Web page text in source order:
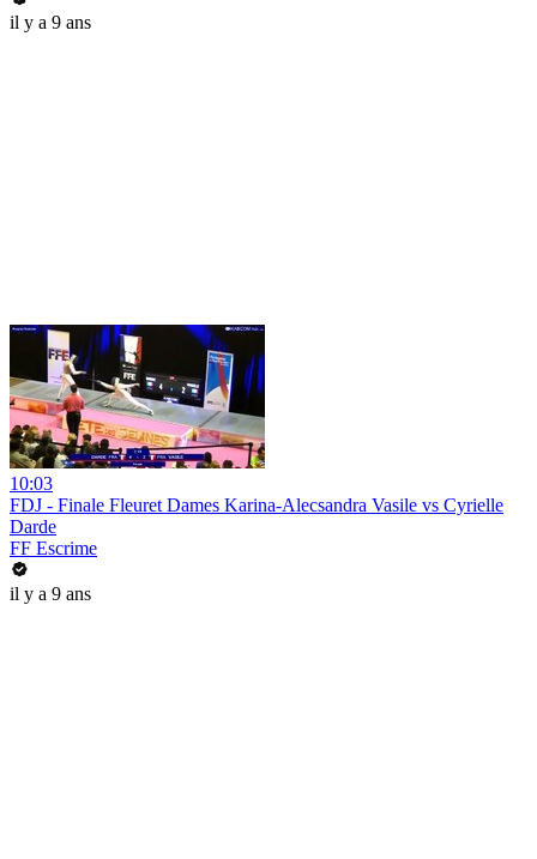
il y a 9 ans
10:03
FDJ - Finale Fleuret Dames Karina-Alecsandra Vasile vs Cyrielle
Darde
FF Escrime
il y a 9 ans